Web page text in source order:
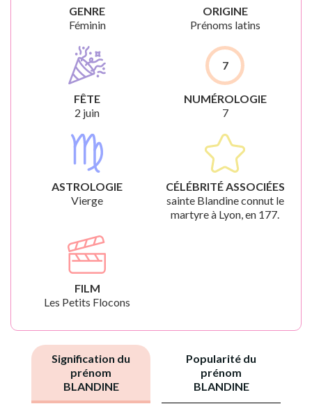
GENRE
Féminin
ORIGINE
Prénoms latins
FÊTE
2 juin
7
NUMÉROLOGIE
7
ASTROLOGIE
Vierge
CÉLÉBRITÉ ASSOCIÉES
sainte Blandine connut le
martyre à Lyon, en 177.
FILM
Les Petits Flocons
Signification du
prénom
BLANDINE
Popularité du
prénom
BLANDINE